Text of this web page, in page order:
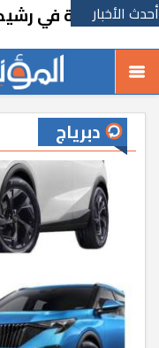
أحدث الأخبار
في رشيد الجديدة
دبرياج